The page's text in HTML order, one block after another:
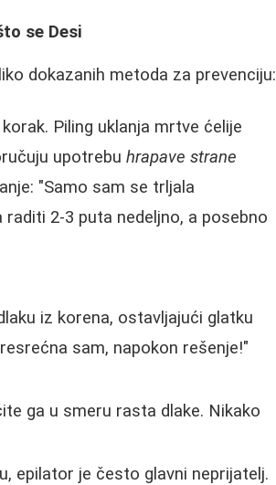
se Desi
dokazanih metoda za prevenciju:
Piling uklanja mrtve ćelije
upotrebuhrapave strane
"Samo sam se trljala
2-3 puta nedeljno, a posebno
iz korena, ostavljajući glatku
sam, napokon rešenje!"
ga u smeru rasta dlake. Nikako
epilator je često glavni neprijatelj.